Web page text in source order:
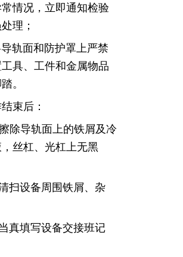
情况，立即通知检验
理；
轨面和防护罩上严禁
具、工件和金属物品
。
束后：
除导轨面上的铁屑及冷
丝杠、光杠上无黑
扫设备周围铁屑、杂
真填写设备交接班记